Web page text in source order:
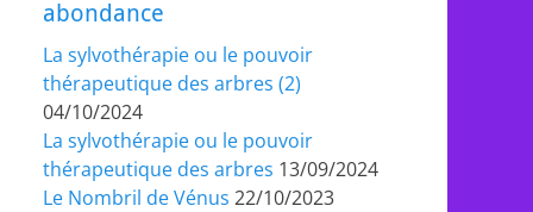
abondance
La sylvothérapie ou le pouvoir
thérapeutique des arbres (2)
04/10/2024
La sylvothérapie ou le pouvoir
thérapeutique des arbres 13/09/2024
Le Nombril de Vénus 22/10/2023